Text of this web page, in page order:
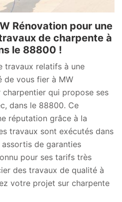
Rénovation pour une
de charpente à
le 88800 !
travaux relatifs à une
de vous fier à MW
charpentier qui propose ses
dans le 88800. Ce
réputation grâce à la
travaux sont exécutés dans
de garanties
pour ses tarifs très
des travaux de qualité à
votre projet sur charpente